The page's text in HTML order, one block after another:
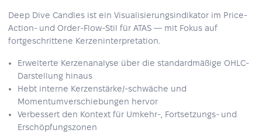
Deep Dive Candles ist ein Visualisierungsindikator im Price-
Action- und Order-Flow-Stil für ATAS — mit Fokus auf
fortgeschrittene Kerzeninterpretation.
Erweiterte Kerzenanalyse über die standardmäßige OHLC-
Darstellung hinaus
Hebt interne Kerzenstärke/-schwäche und
Momentumverschiebungen hervor
Verbessert den Kontext für Umkehr-, Fortsetzungs- und
Erschöpfungszonen